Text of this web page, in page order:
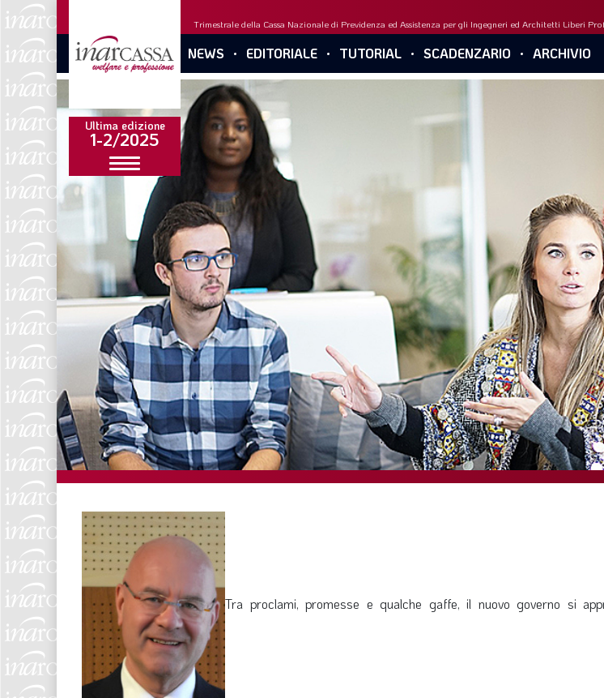
Ultima edizione
1-2/2025
Trimestrale della Cassa Nazionale di Previdenza ed Assistenza per gli Ingegneri ed Architetti Liberi
NEWS EDITORIALE TUTORIAL SCADENZARIO ARCHIVIO
Tra proclami, promesse e qualche gaffe, il nuovo governo si